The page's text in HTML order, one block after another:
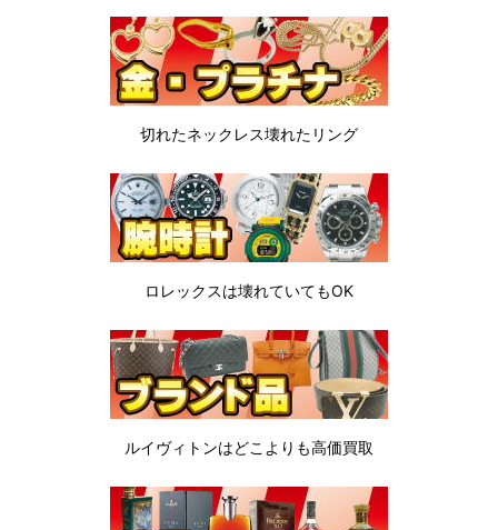
切れたネックレス壊れたリング
ロレックスは壊れていてもOK
ルイヴィトンはどこよりも高価買取